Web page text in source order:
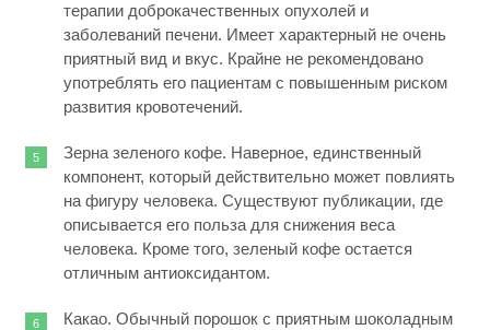
терапии доброкачественных опухолей и
заболеваний печени. Имеет характерный не очень
приятный вид и вкус. Крайне не рекомендовано
употреблять его пациентам с повышенным риском
развития кровотечений.
Зерна зеленого кофе. Наверное, единственный
компонент, который действительно может повлиять
на фигуру человека. Существуют публикации, где
описывается его польза для снижения веса
человека. Кроме того, зеленый кофе остается
отличным антиоксидантом.
Какао. Обычный порошок с приятным шоколадным